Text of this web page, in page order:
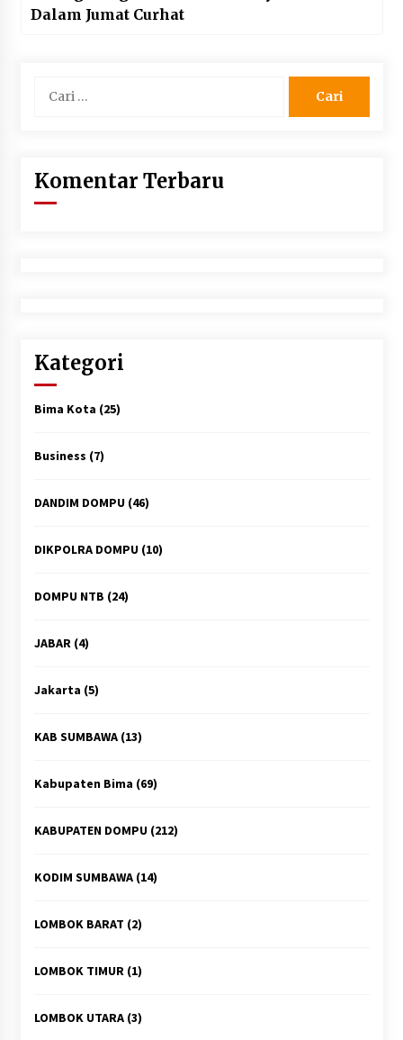
Dalam Jumat Curhat
untuk:
Komentar Terbaru
Kategori
Bima Kota (25)
Business (7)
DANDIM DOMPU(46)
DIKPOLRA DOMPU(10)
DOMPU NTB (24)
JABAR(4)
Jakarta (5)
KAB SUMBAWA(13)
Kabupaten Bima (69)
KABUPATEN DOMPU(212)
KODIM SUMBAWA(14)
LOMBOK BARAT (2)
LOMBOK TIMUR(1)
LOMBOK UTARA(3)